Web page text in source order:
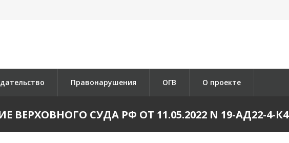
Правонарушения ОГВ О проекте
ВЕРХОВНОГО СУДА РФ ОТ 11.05.2022 N 19-АД22-4-К4